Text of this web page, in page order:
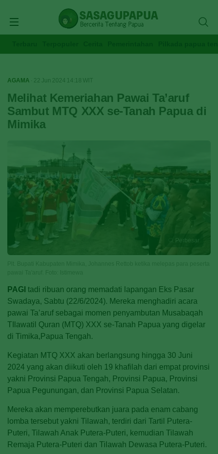
AGAMA · 22 Jun 2024 14:18 WIT
Melihat Kemeriahan Pawai Ta’aruf
Sambut MTQ XXX se-Tanah Papua di
Mimika
Perbesar
PAGI tadi ribuan orang memadati lapangan Eks Pasar
Swadaya, Sabtu (22/6/2024). Mereka menghadiri acara
pawai Ta’aruf sebagai momen penyambutan Musabaqah
TIlawatil Quran (MTQ) XXX se-Tanah Papua yang digelar
di Timika,Papua Tengah.
Kegiatan MTQ XXX akan berlangsung hingga 30 Juni
2024 yang akan diikuti oleh 19 khafilah dari empat provinsi
yakni Provinsi Papua Tengah, Provinsi Papua, Provinsi
Papua Pegunungan, dan Provinsi Papua Selatan.
Mereka akan memperebutkan juara pada enam cabang
lomba tersebut yakni Tilawah, terdiri dari Tartil Putera-
Puteri, Tilawah Anak Putera-Puteri, kemudian Tilawah
Remaja Putera-Puteri dan Tilawah Dewasa Putera-Puteri.